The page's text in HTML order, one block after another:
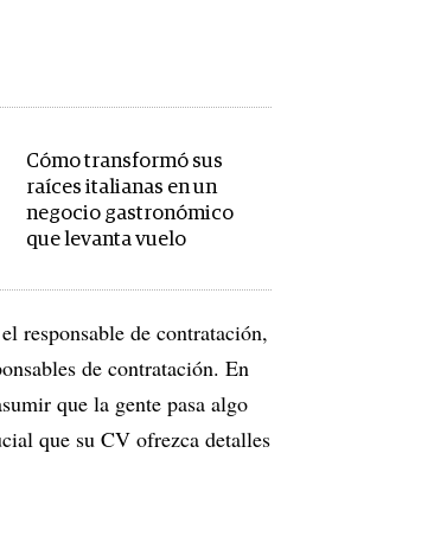
Cómo transformó sus
raíces italianas en un
negocio gastronómico
que levanta vuelo
responsable de contratación,
de contratación. En
que la gente pasa algo
que su CV ofrezca detalles